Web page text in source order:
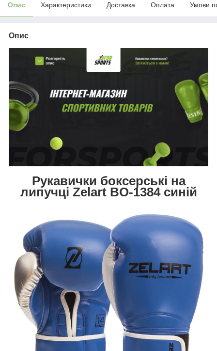
Опис Характеристики Доставка Оплата Умови
Опис
Рукавички боксерські на
липучці Zelart BO-1384 синій